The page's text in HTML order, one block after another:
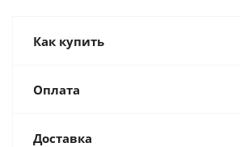
Как купить
Оплата
Доставка